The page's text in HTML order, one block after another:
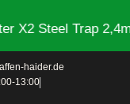
Steel Trap 2,4mm
haider.de
13:00